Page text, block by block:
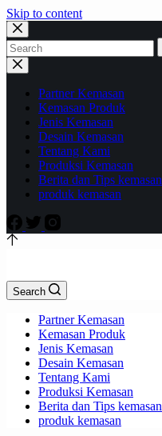
Skip to content
Partner Kemasan
Kemasan Produk
Jenis Kemasan
Desain Kemasan
Tentang Kami
Produksi Kemasan
Berita dan Tips kemasan
produk kemasan
Search
Partner Kemasan
Kemasan Produk
Jenis Kemasan
Desain Kemasan
Tentang Kami
Produksi Kemasan
Berita dan Tips kemasan
produk kemasan